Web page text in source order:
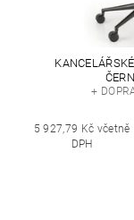
+
5 927,79 Kč včetně
DPH